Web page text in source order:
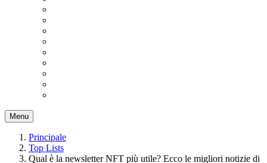
Menu
Principale
Top Lists
Qual è la newsletter NFT più utile? Ecco le migliori notizie di